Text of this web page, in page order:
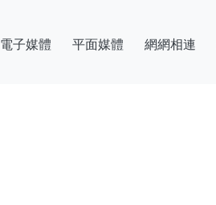
電子媒體 平面媒體 網網相連